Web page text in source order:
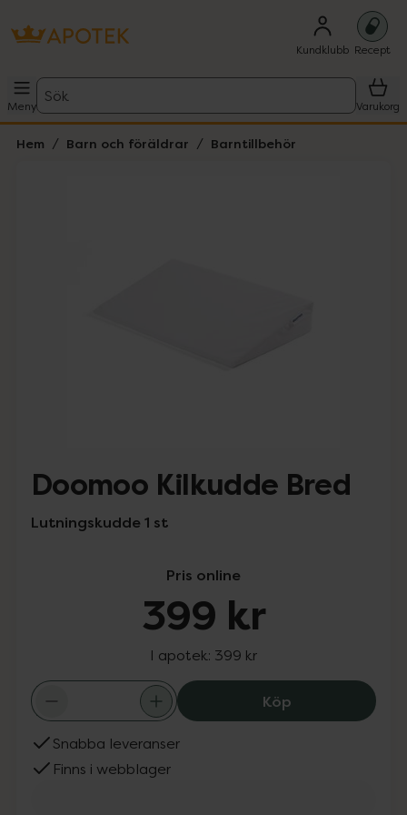
Kundklubb Recept
Meny
Sök
Varukorg
Hem Barn och föräldrar Barntillbehör
Doomoo Kilkudde Bred
Lutningskudde 1 st
Pris online
399 kr
I apotek: 399 kr
KöpDoomoo
Snabba leveranser
Finns i webblager